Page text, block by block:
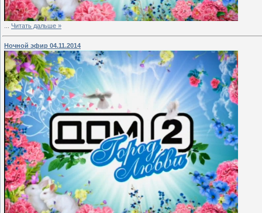
... Читать дальше »
Ночной эфир 04.11.2014